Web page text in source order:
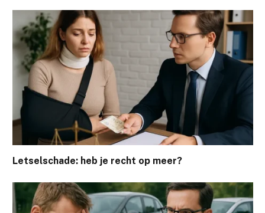
Letselschade: heb je recht op meer?